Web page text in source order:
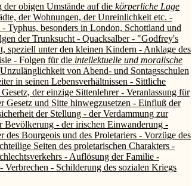
obigen Umstände auf die körperliche Lage
der Wohnungen, der Unreinlichkeit etc. -
Typhus, besonders in London, Schottland und
der Trunksucht - Quacksalber - "Godfrey's
speziell unter den kleinen Kindern - Anklage des
- Folgen für die intellektuelle und moralische
von Abend- und Sontagsschulen
in seinen Lebensverhältnissen - Sittliche
der einzige Sittenlehrer - Veranlassung für
Gesetz und Sitte hinwegzusetzen - Einfluß der
der Stellung - der Verdammung zur
Bevölkerung - der irischen Einwanderung -
des Bourgeois und des Proletariers - Vorzüge des
Seiten des proletarischen Charakters -
- Auflösung der Familie -
- Schilderung des sozialen Kriegs